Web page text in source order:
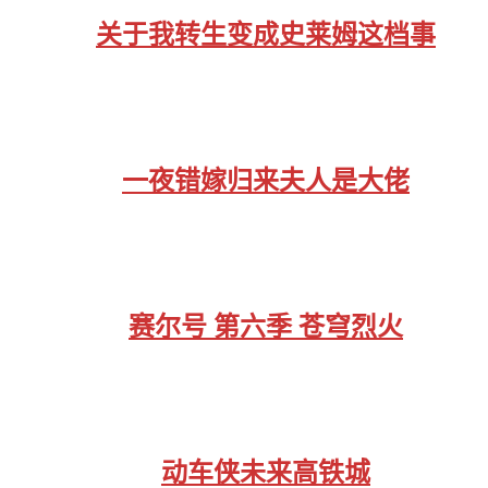
关于我转生变成史莱姆这档事
一夜错嫁归来夫人是大佬
赛尔号 第六季 苍穹烈火
动车侠未来高铁城